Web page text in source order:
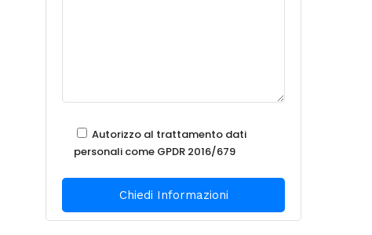
Autorizzo al trattamento dati
personali come GPDR 2016/679